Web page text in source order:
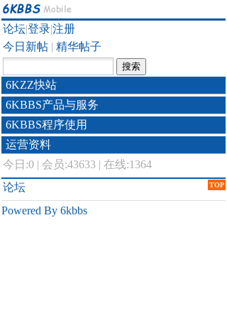
论坛|登录|注册
今日新帖 | 精华帖子
6KZZ快站
6KBBS产品与服务
6KBBS程序使用
运营资料
今日:0 | 会员:43633 | 在线:1364
TOP
论坛
Powered By 6kbbs